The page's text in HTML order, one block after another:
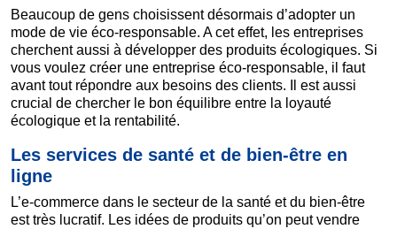
Beaucoup de gens choisissent désormais d’adopter un
mode de vie éco-responsable. A cet effet, les entreprises
cherchent aussi à développer des produits écologiques. Si
vous voulez créer une entreprise éco-responsable, il faut
avant tout répondre aux besoins des clients. Il est aussi
crucial de chercher le bon équilibre entre la loyauté
écologique et la rentabilité.
Les services de santé et de bien-être en
ligne
L’e-commerce dans le secteur de la santé et du bien-être
est très lucratif. Les idées de produits qu’on peut vendre